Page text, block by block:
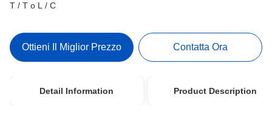
T / T o L / C
Ottieni Il Miglior Prezzo Contatta Ora
Detail Information Product Description